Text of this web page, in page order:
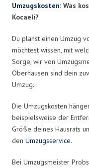
Umzugskosten: Was
Kocaeli?
Du planst einen Umzug
möchtest wissen, mit
Sorge, wir von
Oberhausen sind dein
Umzug.
Die Umzugskosten
beispielsweise der
Größe deines Hausrats
den Umzugsservice.
Bei Umzugsmeister